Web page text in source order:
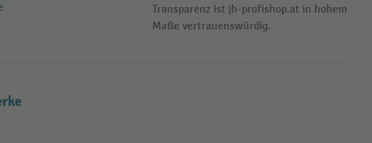
Transparenz ist jh-profishop.at in hohem
Maße vertrauenswürdig.